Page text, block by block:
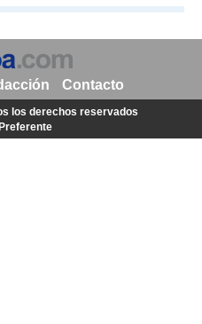
Contacto
los derechos reservados